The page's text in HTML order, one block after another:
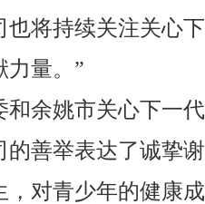
也将持续关注关心
力量。”
和余姚市关心下一
的善举表达了诚挚
，对青少年的健康